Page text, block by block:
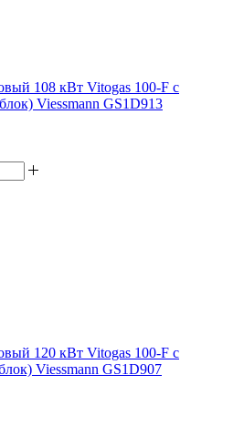
108 кВт Vitogas 100-F с
Viessmann GS1D913
120 кВт Vitogas 100-F с
Viessmann GS1D907